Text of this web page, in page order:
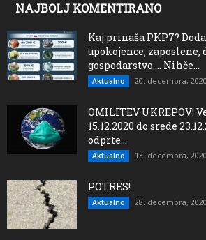
NAJBOLJ KOMENTIRANO
Kaj prinaša PKP7?
upokojence, zaposlene,
gospodarstvo…. Nihče...
Aktualno 20. decembra, 2020
OMILITEV UKREPOV!
15.12.2020 do srede
odprte...
Aktualno 13. decembra, 2020
POTRES!
Aktualno 28. decembra, 2020